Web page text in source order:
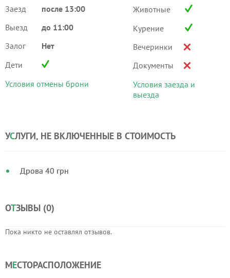
Заезд
после 13:00
Выезд
до 11:00
Залог
Нет
Дети
Условия отмены брони
Животные
Курение
Вечеринки
Документы
Условия заезда и
выезда
УСЛУГИ, НЕ ВКЛЮЧЕННЫЕ В СТОИМОСТЬ
Дрова 40 грн
ОТЗЫВЫ (0)
Пока никто не оставлял отзывов.
МЕСТОРАСПОЛОЖЕНИЕ